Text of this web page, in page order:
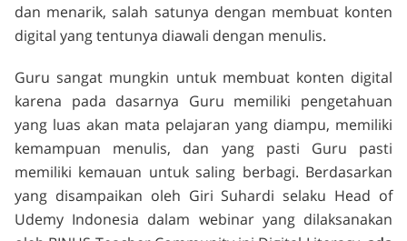
dan menarik, salah satunya dengan membuat konten
digital yang tentunya diawali dengan menulis.
Guru sangat mungkin untuk membuat konten digital
karena pada dasarnya Guru memiliki pengetahuan
yang luas akan mata pelajaran yang diampu, memiliki
kemampuan menulis, dan yang pasti Guru pasti
memiliki kemauan untuk saling berbagi. Berdasarkan
yang disampaikan oleh Giri Suhardi selaku Head of
Udemy Indonesia dalam webinar yang dilaksanakan